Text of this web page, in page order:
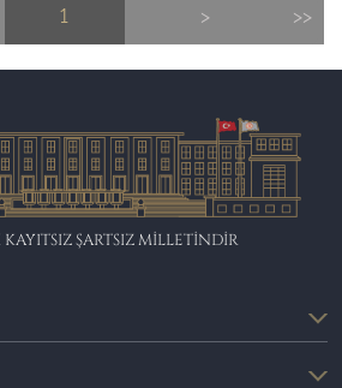
1 > >>
ŞARTSIZ MİLLETİNDİR